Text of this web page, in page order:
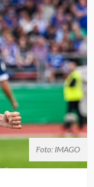
Foto: IMAGO